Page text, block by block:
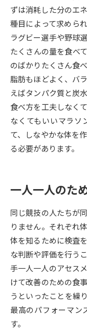
大
大学で学べる内容や
新増設大学・学部・学科
データサイエンス特集
デジタルパンフレット
SELFBRAND特集ページ
オープンキャンパス
オープンキャンパス検索
来場型・Web型イベント
ずは消耗した分のエ
種目によって求めら
ラグビー選手や野球
たくさんの量を食べ
のばかりたくさん食
脂肪もほどよく、バ
えばタンパク質と炭
食べ方を工夫しなく
なくてもいいマラソ
て、しなやかな体を
る必要があります。
一人一人のた
同じ競技の人たちが
りません。それぞれ
体を知るために検査
な判断や評価を行う
手一人一人のアセス
けて改善のための食
うといったことを繰
最高のパフォーマン
す。